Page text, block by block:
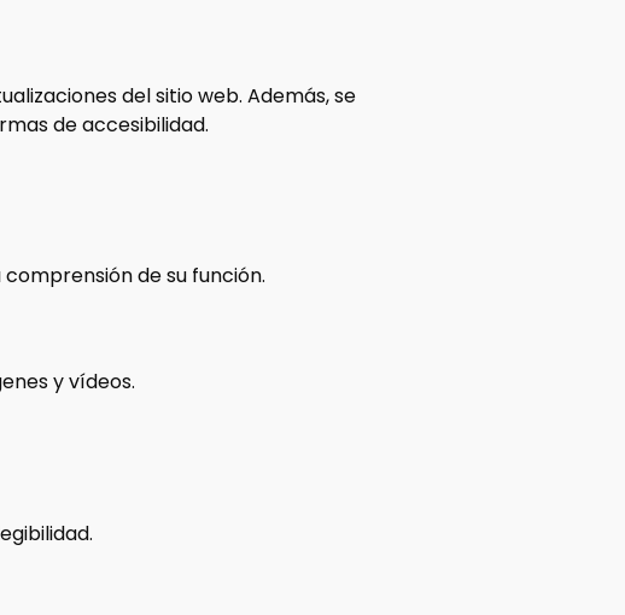
del sitio web. Además, se
de accesibilidad.
de su función.
y vídeos.